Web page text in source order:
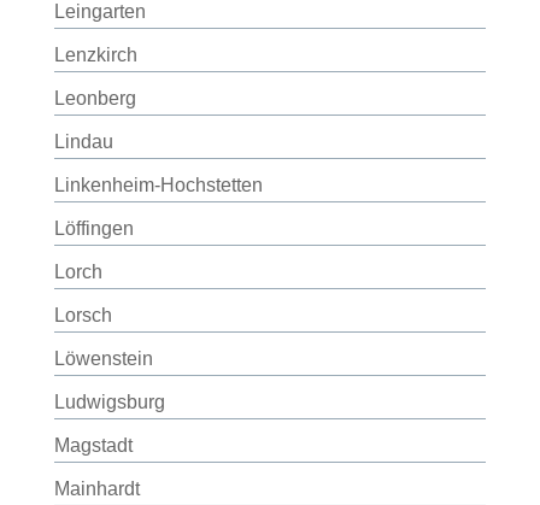
Leingarten
Lenzkirch
Leonberg
Lindau
Linkenheim-Hochstetten
Löffingen
Lorch
Lorsch
Löwenstein
Ludwigsburg
Magstadt
Mainhardt